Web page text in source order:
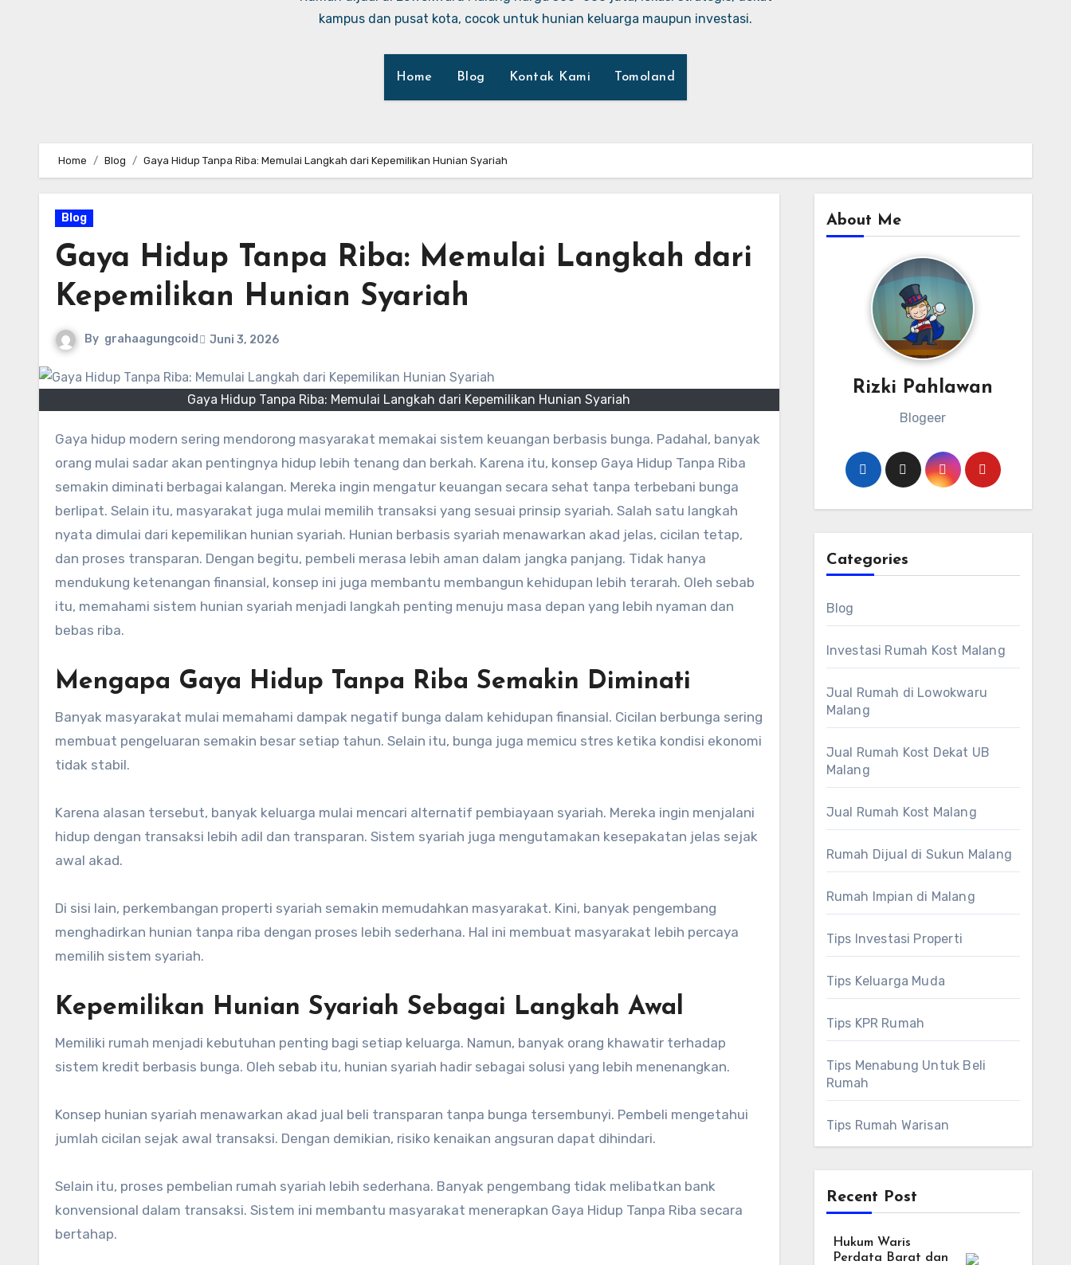
kampus dan pusat kota, cocok untuk hunian keluarga maupun investasi.
Home Blog Kontak Kami Tomoland
Home Blog Gaya Hidup Tanpa Riba: Memulai Langkah dari Kepemilikan Hunian Syariah
Blog
Gaya Hidup Tanpa Riba: Memulai Langkah dari
Kepemilikan Hunian Syariah
By grahaagungcoid Juni 3, 2026
Gaya Hidup Tanpa Riba: Memulai Langkah dari Kepemilikan Hunian Syariah
Gaya hidup modern sering mendorong masyarakat memakai sistem keuangan berbasis bunga. Padahal, banyak
orang mulai sadar akan pentingnya hidup lebih tenang dan berkah. Karena itu, konsep Gaya Hidup Tanpa Riba
semakin diminati berbagai kalangan. Mereka ingin mengatur keuangan secara sehat tanpa terbebani bunga
berlipat. Selain itu, masyarakat juga mulai memilih transaksi yang sesuai prinsip syariah. Salah satu langkah
nyata dimulai dari kepemilikan hunian syariah. Hunian berbasis syariah menawarkan akad jelas, cicilan tetap,
dan proses transparan. Dengan begitu, pembeli merasa lebih aman dalam jangka panjang. Tidak hanya
mendukung ketenangan finansial, konsep ini juga membantu membangun kehidupan lebih terarah. Oleh sebab
itu, memahami sistem hunian syariah menjadi langkah penting menuju masa depan yang lebih nyaman dan
bebas riba.
Mengapa Gaya Hidup Tanpa Riba Semakin Diminati
Banyak masyarakat mulai memahami dampak negatif bunga dalam kehidupan finansial. Cicilan berbunga sering
membuat pengeluaran semakin besar setiap tahun. Selain itu, bunga juga memicu stres ketika kondisi ekonomi
tidak stabil.
Karena alasan tersebut, banyak keluarga mulai mencari alternatif pembiayaan syariah. Mereka ingin menjalani
hidup dengan transaksi lebih adil dan transparan. Sistem syariah juga mengutamakan kesepakatan jelas sejak
awal akad.
Di sisi lain, perkembangan properti syariah semakin memudahkan masyarakat. Kini, banyak pengembang
menghadirkan hunian tanpa riba dengan proses lebih sederhana. Hal ini membuat masyarakat lebih percaya
memilih sistem syariah.
Kepemilikan Hunian Syariah Sebagai Langkah Awal
Memiliki rumah menjadi kebutuhan penting bagi setiap keluarga. Namun, banyak orang khawatir terhadap
sistem kredit berbasis bunga. Oleh sebab itu, hunian syariah hadir sebagai solusi yang lebih menenangkan.
Konsep hunian syariah menawarkan akad jual beli transparan tanpa bunga tersembunyi. Pembeli mengetahui
jumlah cicilan sejak awal transaksi. Dengan demikian, risiko kenaikan angsuran dapat dihindari.
Selain itu, proses pembelian rumah syariah lebih sederhana. Banyak pengembang tidak melibatkan bank
konvensional dalam transaksi. Sistem ini membantu masyarakat menerapkan Gaya Hidup Tanpa Riba secara
bertahap.
About Me
Rizki Pahlawan
Blogeer
Categories
Blog
Investasi Rumah Kost Malang
Jual Rumah di Lowokwaru
Malang
Jual Rumah Kost Dekat UB
Malang
Jual Rumah Kost Malang
Rumah Dijual di Sukun Malang
Rumah Impian di Malang
Tips Investasi Properti
Tips Keluarga Muda
Tips KPR Rumah
Tips Menabung Untuk Beli
Rumah
Tips Rumah Warisan
Recent Post
Hukum Waris
Perdata Barat dan